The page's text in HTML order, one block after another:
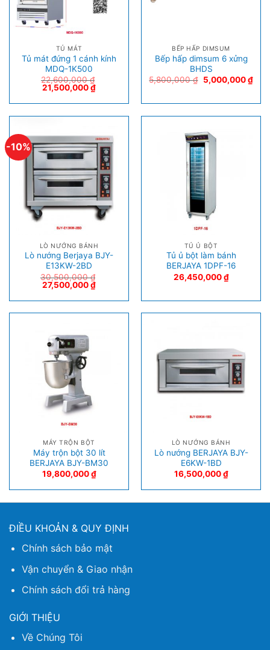
TỦ MÁT
Tủ mát đứng 1 cánh kính
MDQ-1K500
22,600,000₫
21,500,000₫
BẾP HẤP DIMSUM
Bếp hấp dimsum 6 xửng
BHDS
5,800,000₫ 5,000,000₫
-10%
LÒ NƯỚNG BÁNH
Lò nướng Berjaya BJY-
E13KW-2BD
30,500,000₫
27,500,000₫
TỦ Ủ BỘT
Tủ ủ bột làm bánh
BERJAYA 1DPF-16
26,450,000₫
MÁY TRỘN BỘT
Máy trộn bột 30 lít
BERJAYA BJY-BM30
19,800,000₫
LÒ NƯỚNG BÁNH
Lò nướng BERJAYA BJY-
E6KW-1BD
16,500,000₫
ĐIỀU KHOẢN & QUY ĐỊNH
Chính sách bảo mật
Vận chuyển & Giao nhận
Chính sách đổi trả hàng
GIỚI THIỆU
Về Chúng Tôi